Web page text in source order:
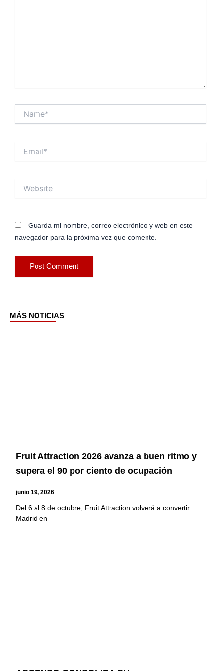
Guarda mi nombre, correo electrónico y web en este
navegador para la próxima vez que comente.
MÁS NOTICIAS
Fruit Attraction 2026 avanza a buen ritmo y
supera el 90 por ciento de ocupación
junio 19, 2026
Del 6 al 8 de octubre, Fruit Attraction volverá a convertir
Madrid en